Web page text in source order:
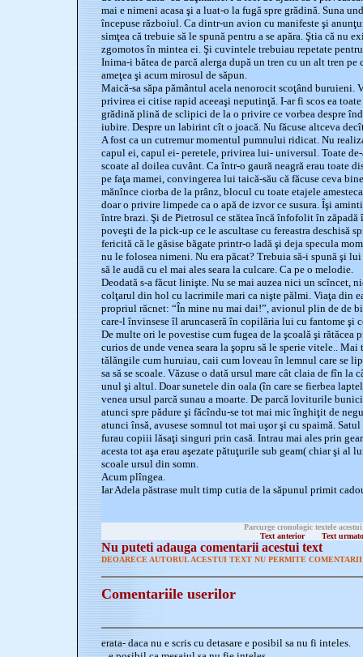
mai e nimeni acasa şi a luat-o la fugă spre grădină. Suna
începuse războiul. Ca dintr-un avion cu manifeste şi
simţea că trebuie să le spună pentru a se apăra. Ştia că nu
zgomotos în mintea ei. Şi cuvintele trebuiau repetate
Inima-i bătea de parcă alerga după un tren cu un alt tren pe
ameţea şi acum mirosul de săpun.
Maică-sa săpa pământul acela nenorocit scoţând buruieni.
privirea ei citise rapid aceeaşi neputinţă. I-ar fi scos ea
grădină plină de sclipici de la o privire ce vorbea despre
iubire. Despre un labirint cît o joacă. Nu făcuse altceva
A fost ca un cutremur momentul pumnului ridicat. Nu
capul ei, capul ei- peretele, privirea lui- universul. Toate
scoate al doilea cuvânt. Ca într-o gaură neagră erau toate
pe faţa mamei, convingerea lui taică-său că făcuse ceva
mănînce ciorba de la prânz, blocul cu toate etajele
doar o privire limpede ca o apă de izvor ce susura. Îşi
între brazi. Şi de Pietrosul ce stătea încă înfofolit în
poveşti de la pick-up ce le ascultase cu fereastra deschisă
fericită că le găsise băgate printr-o ladă şi deja specula
nu le folosea nimeni. Nu era păcat? Trebuia să-i spună şi
să le audă cu el mai ales seara la culcare. Ca pe o melodie.
Deodată s-a făcut linişte. Nu se mai auzea nici un scîncet,
colţarul din hol cu lacrimile mari ca nişte pălmi. Viaţa din
propriul răcnet: “În mine nu mai dai!”, avionul plin de de
care-l învinsese îl aruncaseră în copilăria lui cu fantome şi
De multe ori le povestise cum fugea de la şcoală şi rătăcea
curios de unde venea seara la şopru să le sperie vitele.. Mai
tălăngile cum huruiau, caii cum loveau în lemnul care se
sa să se scoale. Văzuse o dată ursul mare cât claia de fîn la
unul şi altul. Doar sunetele din oala (în care se fierbea
venea ursul parcă sunau a moarte. De parcă loviturile
atunci spre pădure şi făcîndu-se tot mai mic înghiţit de
atunci însă, avusese somnul tot mai uşor şi cu spaimă.
furau copiii lăsaţi singuri prin casă. Intrau mai ales prin
acesta tot aşa erau aşezate pătuţurile sub geam( chiar şi al
scoale ursul din somn.
Acum plîngea.
Iar Adela păstrase mult timp cutia de la săpunul primit
Parcurge cronologic textele
Text anterior
Text
Nu puteti adauga comentarii acestui text
DEOARECE AUTORUL ACESTUI TEXT NU PERMITE
Comentariile userilor
erata- daca nu e scris cu detasare e posibil sa nu fi inteles.